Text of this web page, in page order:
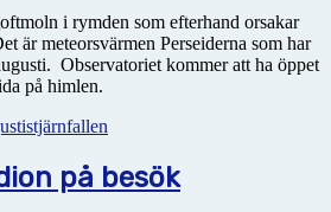
i rymden som efterhand orsakar
är meteorsvärmen Perseiderna som har
Observatoriet kommer att ha öppet
på himlen.
på besök